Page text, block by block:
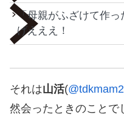
「母親がふざけて作
げえええ！
それは山活(@tdkmam2
然会ったときのことで